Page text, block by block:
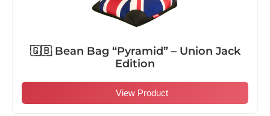
🇬🇧 Bean Bag “Pyramid” – Union Jack
Edition
View Product